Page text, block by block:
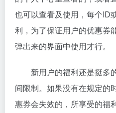
也可以查看及使用，每个ID
利，为了保证用户的优惠券
弹出来的界面中使用才行。
新用户的福利还是挺多
间限制。如果没有在规定的
惠券会失效的，所享受的福